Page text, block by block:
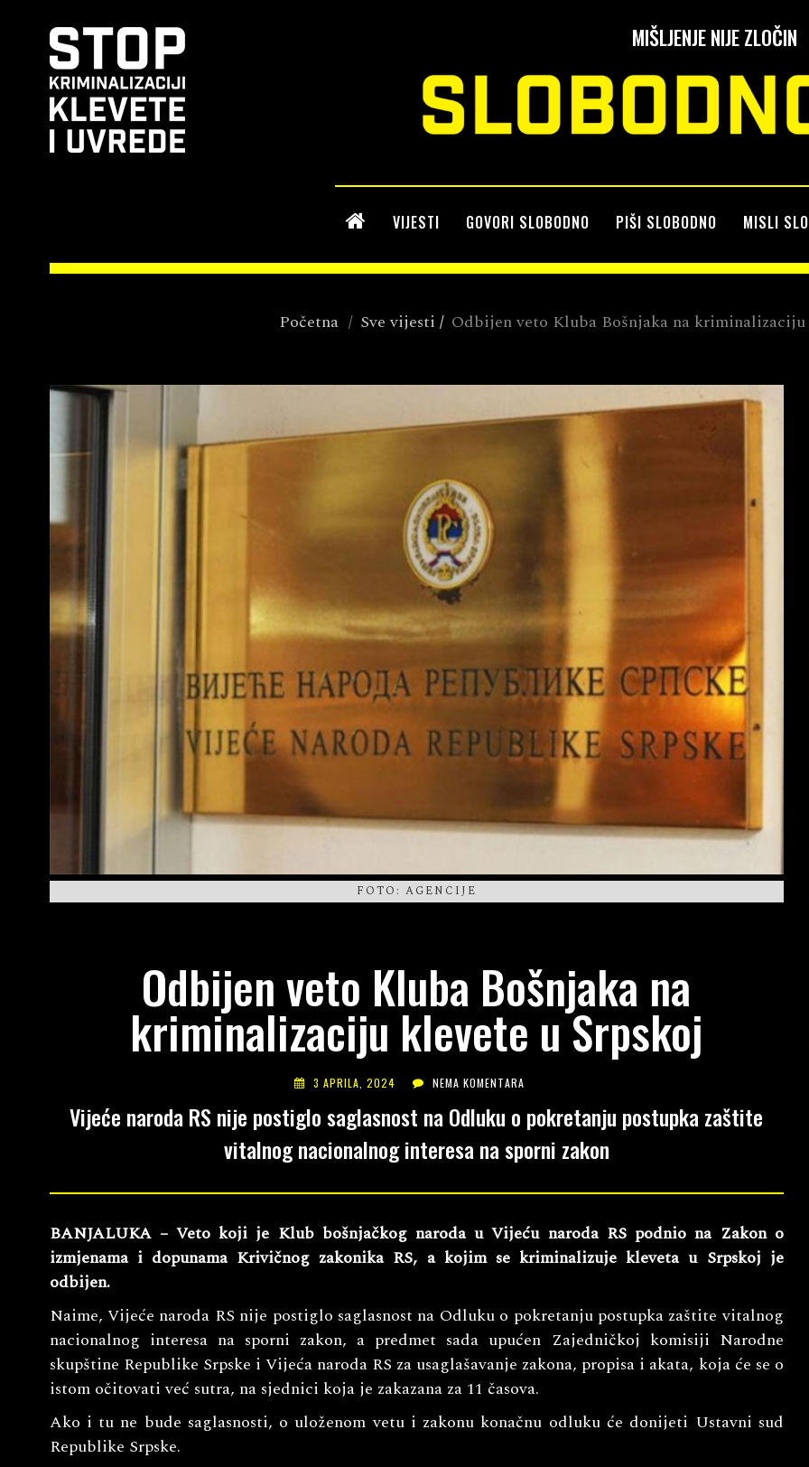
MIŠLJENJE NIJE ZLOČIN
VIJESTI GOVORI SLOBODNO PIŠI SLOBODNO MISLI
Početna / Sve vijesti / Odbijen veto Kluba Bošnjaka na kriminalizaciju
FOTO: AGENCIJE
Odbijen veto Kluba Bošnjaka na
kriminalizaciju klevete u Srpskoj
3 APRILA, 2024 NEMA KOMENTARA
Vijeće naroda RS nije postiglo saglasnost na Odluku o pokretanju postupka zaštite
vitalnog nacionalnog interesa na sporni zakon
BANJALUKA – Veto koji je Klub bošnjačkog naroda u Vijeću naroda RS podnio na Zakon o
izmjenama i dopunama Krivičnog zakonika RS, a kojim se kriminalizuje kleveta u Srpskoj je
odbijen.
Naime, Vijeće naroda RS nije postiglo saglasnost na Odluku o pokretanju postupka zaštite vitalnog
nacionalnog interesa na sporni zakon, a predmet sada upućen Zajedničkoj komisiji Narodne
skupštine Republike Srpske i Vijeća naroda RS za usaglašavanje zakona, propisa i akata, koja će se o
istom očitovati već sutra, na sjednici koja je zakazana za 11 časova.
Ako i tu ne bude saglasnosti, o uloženom vetu i zakonu konačnu odluku će donijeti Ustavni sud
Republike Srpske.